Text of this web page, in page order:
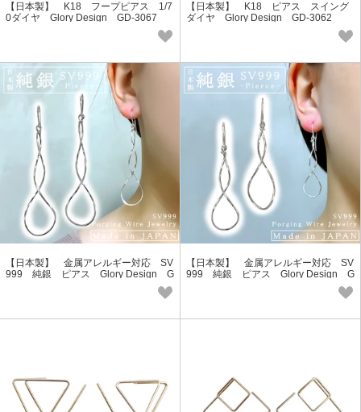
【日本製】 K18 フープピアス 1/7
0ダイヤ Glory Design GD-3067
【日本製】 K18 ピアス スイング
ダイヤ Glory Design GD-3062
【日本製】 金属アレルギー対応 SV
999 純銀 ピアス Glory Design G
【日本製】 金属アレルギー対応 SV
999 純銀 ピアス Glory Design G